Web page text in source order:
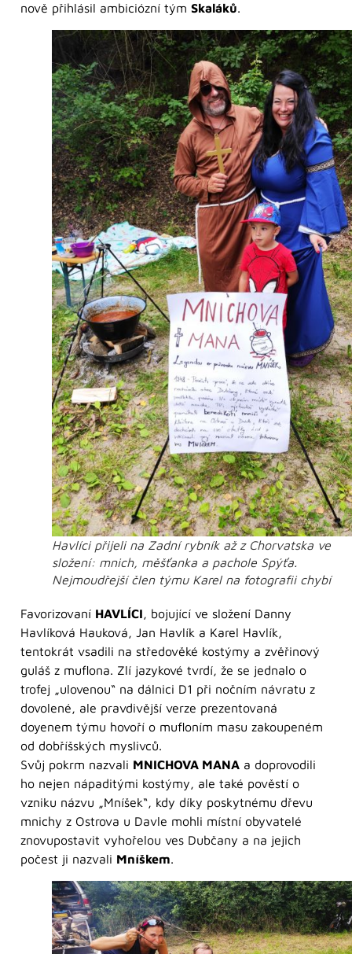
nově přihlásil ambiciózní tým Skaláků.
Havlíci přijeli na Zadní rybník až z Chorvatska ve
složení: mnich, měšťanka a pachole Spýťa.
Nejmoudřejší člen týmu Karel na fotografii chybí
Favorizovaní HAVLÍCI, bojující ve složení Danny
Havlíková Hauková, Jan Havlík a Karel Havlík,
tentokrát vsadili na středověké kostýmy a zvěřinový
guláš z muflona. Zlí jazykové tvrdí, že se jednalo o
trofej „ulovenou“ na dálnici D1 při nočním návratu z
dovolené, ale pravdivější verze prezentovaná
doyenem týmu hovoří o mufloním masu zakoupeném
od dobříšských myslivců.
Svůj pokrm nazvali MNICHOVA MANA a doprovodili
ho nejen nápaditými kostýmy, ale také pověstí o
vzniku názvu „Mníšek“, kdy díky poskytnému dřevu
mnichy z Ostrova u Davle mohli místní obyvatelé
znovupostavit vyhořelou ves Dubčany a na jejich
počest ji nazvali Mníškem.